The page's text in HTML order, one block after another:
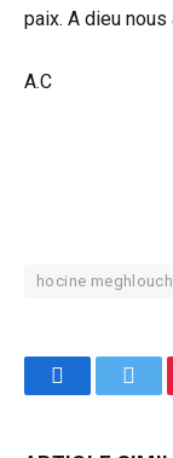
paix. A dieu
A.C
hocine
Facebook